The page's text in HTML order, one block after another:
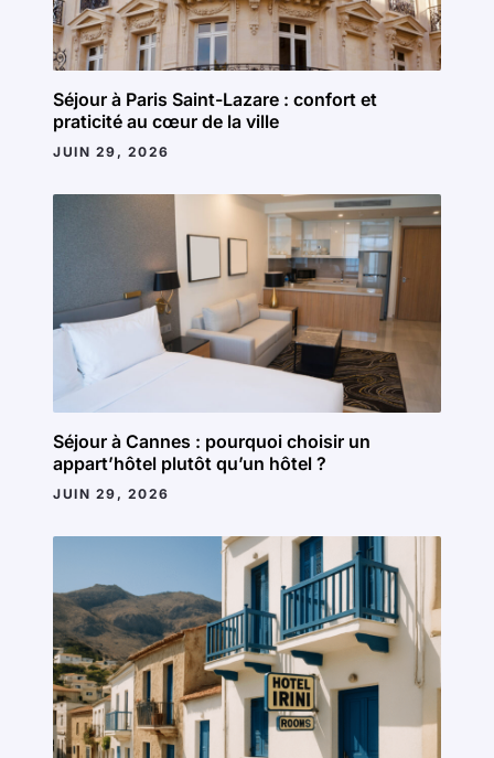
Séjour à Paris Saint-Lazare : confort et
praticité au cœur de la ville
JUIN 29, 2026
Séjour à Cannes : pourquoi choisir un
appart’hôtel plutôt qu’un hôtel ?
JUIN 29, 2026